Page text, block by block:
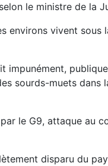
le ministre de la
environs vivent sous
impunément,
sourds-muets dans
le G9, attaque au
disparu du